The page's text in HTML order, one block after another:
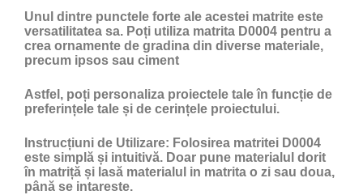
Unul dintre punctele forte ale acestei matrite este
versatilitatea sa. Poți utiliza matrita D0004 pentru a
crea ornamente de gradina din diverse materiale,
precum ipsos sau ciment
Astfel, poți personaliza proiectele tale în funcție de
preferințele tale și de cerințele proiectului.
Instrucțiuni de Utilizare: Folosirea matritei D0004
este simplă și intuitivă. Doar pune materialul dorit
în matriță și lasă materialul in matrita o zi sau doua,
până se intareste.